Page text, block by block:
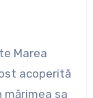
Marea
acoperită
mărimea sa